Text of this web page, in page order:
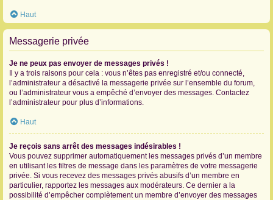
Haut
Messagerie privée
Je ne peux pas envoyer de messages privés !
Il y a trois raisons pour cela : vous n’êtes pas enregistré et/ou connecté,
l’administrateur a désactivé la messagerie privée sur l’ensemble du forum,
ou l’administrateur vous a empêché d’envoyer des messages. Contactez
l’administrateur pour plus d’informations.
Haut
Je reçois sans arrêt des messages indésirables !
Vous pouvez supprimer automatiquement les messages privés d’un membre
en utilisant les filtres de message dans les paramètres de votre messagerie
privée. Si vous recevez des messages privés abusifs d’un membre en
particulier, rapportez les messages aux modérateurs. Ce dernier a la
possibilité d’empêcher complètement un membre d’envoyer des messages